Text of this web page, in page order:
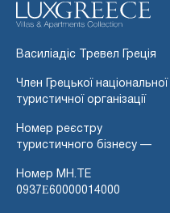
Василіадіс Тревел Греція
Член Грецької національної
туристичної організації
Номер реєстру
туристичного бізнесу —
Номер MH.TE
0937Ε60000014000